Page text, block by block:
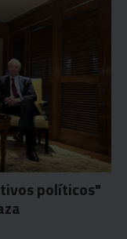
políticos"